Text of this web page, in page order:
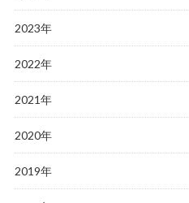
2023年
2022年
2021年
2020年
2019年